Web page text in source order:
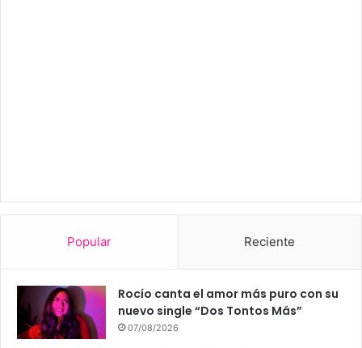
Popular Reciente
Rocío canta el amor más puro con su
nuevo single “Dos Tontos Más”
07/08/2026